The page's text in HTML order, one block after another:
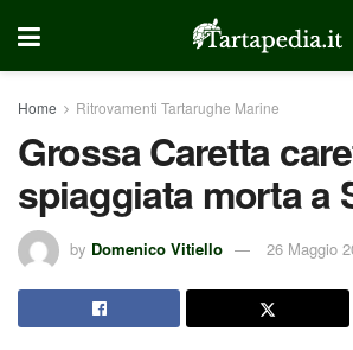
Home Ritrovamenti Tartarughe Marine
Grossa Caretta
spiaggiata morta a
by Domenico Vitiello 26 Maggio